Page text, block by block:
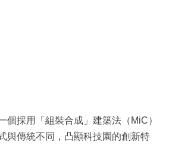
個採用「組裝合成」建築法（MiC）
與傳統不同，凸顯科技園的創新特